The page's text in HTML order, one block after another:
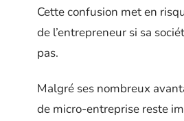
Cette confusion met en
de l’entrepreneur si sa
pas.
Malgré ses nombreux
de micro-entreprise reste